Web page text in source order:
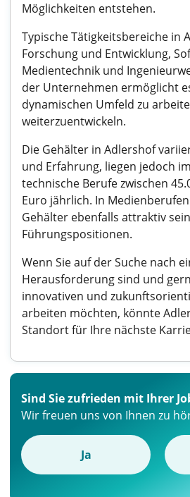
Möglichkeiten entstehen.
Typische Tätigkeitsbereiche in
Forschung und Entwicklung,
Medientechnik und
der Unternehmen ermöglicht
dynamischen Umfeld zu
weiterzuentwickeln.
Die Gehälter in Adlershof
und Erfahrung, liegen jedoch
technische Berufe zwischen
Euro jährlich. In
Gehälter ebenfalls attraktiv
Führungspositionen.
Wenn Sie auf der Suche nach
Herausforderung sind und
innovativen und
arbeiten möchten, könnte
Standort für Ihre nächste
Sind Sie zufrieden mit Ihrer
Wir freuen uns von Ihnen zu
Ja